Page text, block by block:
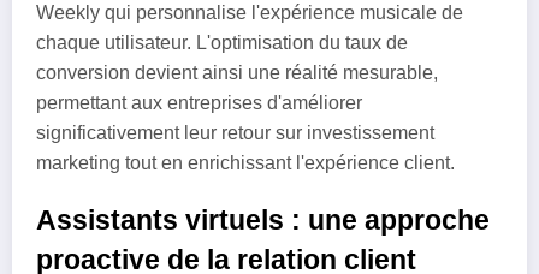
Weekly qui personnalise l'expérience musicale de
chaque utilisateur. L'optimisation du taux de
conversion devient ainsi une réalité mesurable,
permettant aux entreprises d'améliorer
significativement leur retour sur investissement
marketing tout en enrichissant l'expérience client.
Assistants virtuels : une approche
proactive de la relation client